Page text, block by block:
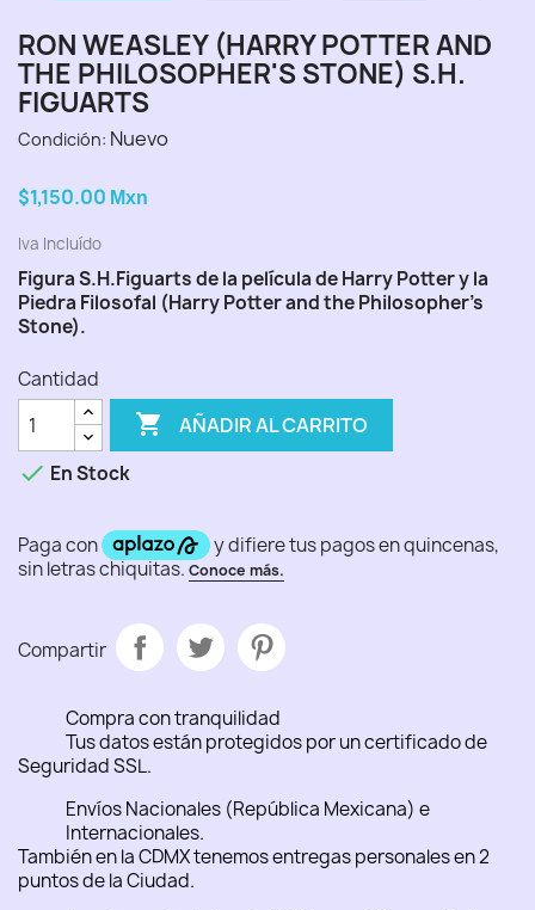
RON WEASLEY (HARRY POTTER AND
THE PHILOSOPHER'S STONE) S.H.
FIGUARTS
Condición: Nuevo
$1,150.00 Mxn
Iva Incluído
Figura S.H.Figuarts de la película de Harry Potter y la
Piedra Filosofal (Harry Potter and the Philosopher's
Stone).
Cantidad
 AÑADIR AL CARRITO
 En Stock
Compartir
Compra con tranquilidad
Tus datos están protegidos por un certificado de
Seguridad SSL.
Envíos Nacionales (República Mexicana) e
Internacionales.
También en la CDMX tenemos entregas personales en 2
puntos de la Ciudad.